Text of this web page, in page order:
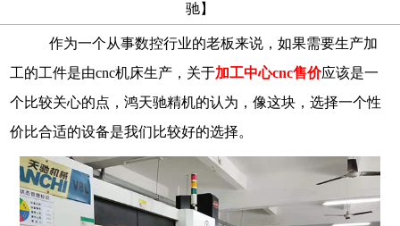
驰】​
作为一个从事数控行业的老板来说，如果需要生产加
工的工件是由cnc机床生产，关于加工中心cnc售价应该是一
个比较关心的点，鸿天驰精机的认为，像这块，选择一个性
价比合适的设备是我们比较好的选择。